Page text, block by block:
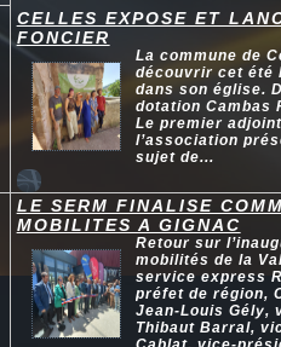
CELLES EXPOSE ET
FONCIER
La commune de
découvrir cet été
dans son église.
dotation Cambas
Le premier
l’association
sujet de...
LE SERM FINALISE
MOBILITES A GIGNAC
Retour sur
mobilités de la
service express
préfet de région,
Jean-Louis Gély,
Thibaut Barral,